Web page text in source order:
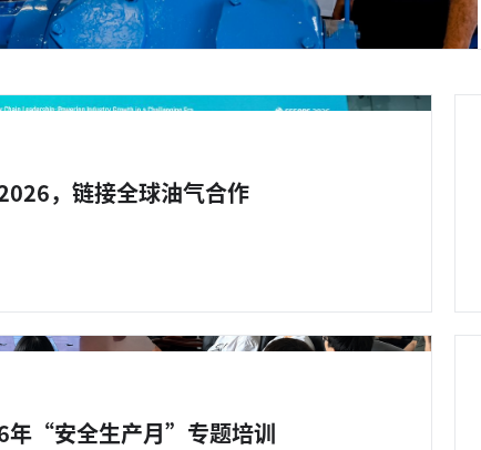
，链接全球油气合作
年“安全生产月”专题培训